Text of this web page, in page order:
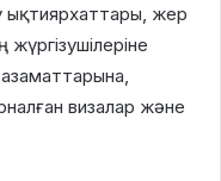
ықтиярхаттары, жер
жүргізушілеріне
визалар және